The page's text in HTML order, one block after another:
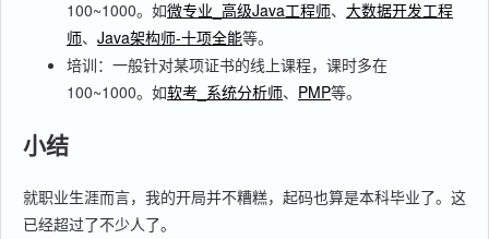
100~1000。如微专业_高级Java工程师、 大数据开发工程
师、 Java架构师-十项全能等。
培训：一般针对某项证书的线上课程，课时多在
100~1000。如软考_系统分析师、 PMP等。
小结
就职业生涯而言，我的开局并不糟糕，起码也算是本科毕业了。这
已经超过了不少人了。